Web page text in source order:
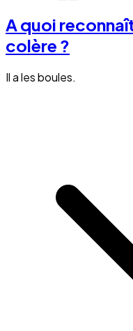
A quoi
colère ?
Il a les boules.